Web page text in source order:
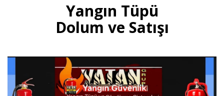
Yangın Tüpü
Dolum ve Satışı